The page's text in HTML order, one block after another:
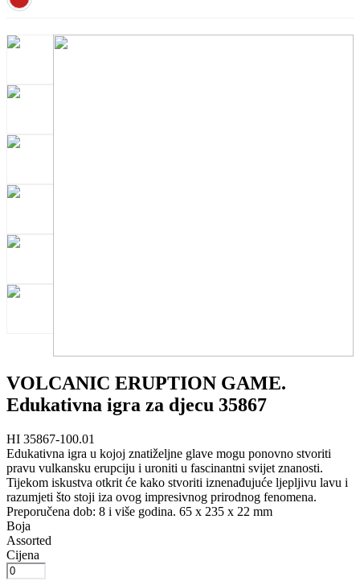
VOLCANIC ERUPTION GAME.
Edukativna igra za djecu 35867
HI 35867-100.01
Edukativna igra u kojoj znatiželjne glave mogu ponovno stvoriti
pravu vulkansku erupciju i uroniti u fascinantni svijet znanosti.
Tijekom iskustva otkrit će kako stvoriti iznenađujuće ljepljivu lavu i
razumjeti što stoji iza ovog impresivnog prirodnog fenomena.
Preporučena dob: 8 i više godina. 65 x 235 x 22 mm
Boja
Assorted
Cijena